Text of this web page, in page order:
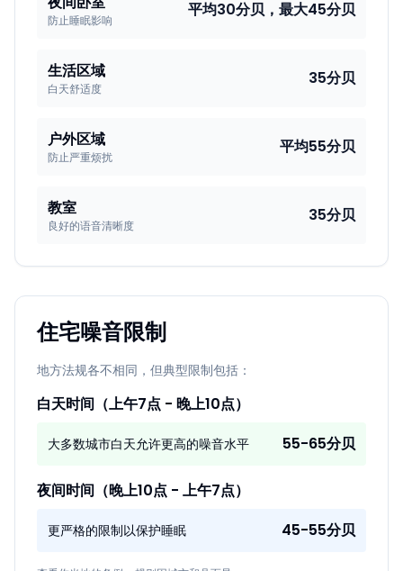
防止睡眠影响
平均30分贝，最大45分贝
生活区域
白天舒适度
35分贝
户外区域
防止严重烦扰
平均55分贝
教室
良好的语音清晰度
35分贝
住宅噪音限制
地方法规各不相同，但典型限制包括：
白天时间（上午7点 - 晚上10点）
大多数城市白天允许更高的噪音水平 55-65分贝
夜间时间（晚上10点 - 上午7点）
更严格的限制以保护睡眠 45-55分贝